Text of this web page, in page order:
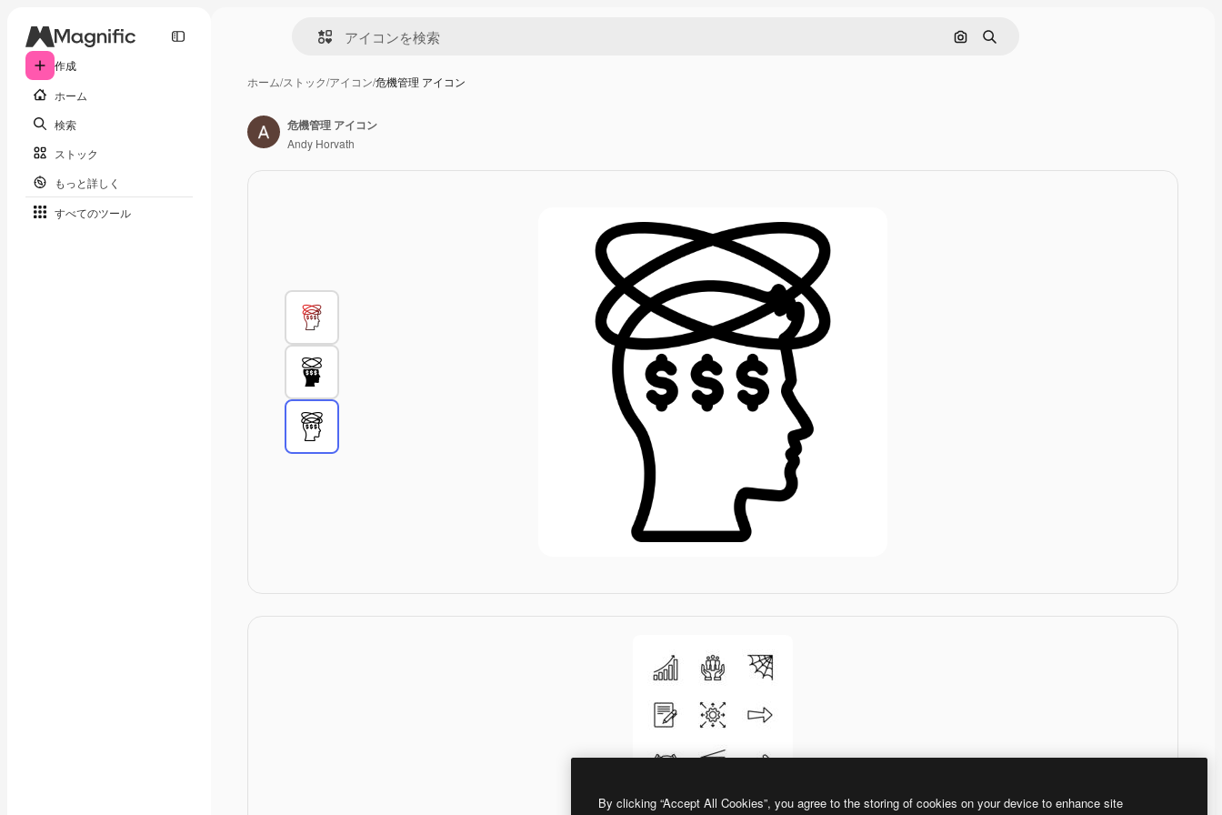
作成
ホーム
検索
ストック
もっと詳しく
すべてのツール
画像で検索
検索
ホーム/ストック/アイコン/危機管理 アイコン
Generic Detailed Outline
危機管理 アイコン
Andy Horvath
By clicking “Accept All Cookies”, you agree to the storing of cookies on your device to enhance site